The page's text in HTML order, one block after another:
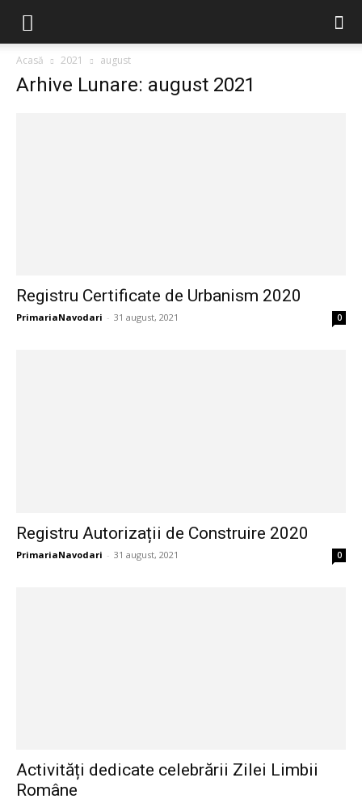
Acasă 2021 august
Arhive Lunare: august 2021
Registru Certificate de Urbanism 2020
PrimariaNavodari - 31 august, 2021 0
Registru Autorizații de Construire 2020
PrimariaNavodari - 31 august, 2021 0
Activități dedicate celebrării Zilei Limbii
Române